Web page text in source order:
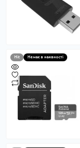
Hit Немає в наявності